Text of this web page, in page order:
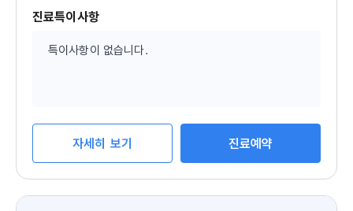
진료특이사항
특이사항이 없습니다.
자세히 보기 진료예약